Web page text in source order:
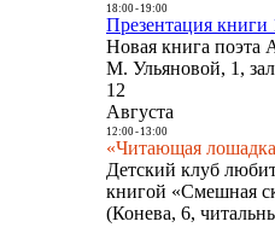
18:00- 19:00
Презентация книги
Новая книга поэта
М. Ульяновой, 1,
12
Августа
12:00- 13:00
«Читающая
Детский клуб
книгой «Смешная
(Конева, 6,